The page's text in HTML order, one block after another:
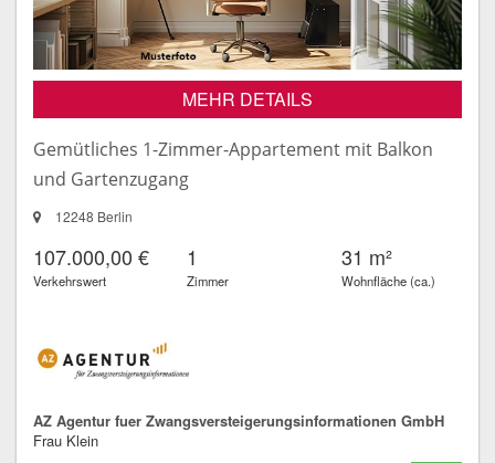
MEHR DETAILS
Gemütliches 1-Zimmer-Appartement mit Balkon
und Gartenzugang
12248 Berlin
107.000,00 €
Verkehrswert
1
Zimmer
31 m²
Wohnfläche (ca.)
AZ Agentur fuer Zwangsversteigerungsinformationen GmbH
Frau Klein